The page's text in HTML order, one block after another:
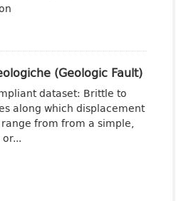
(Geologic Fault)
dataset: Brittle to
along which displacement
from from a simple,